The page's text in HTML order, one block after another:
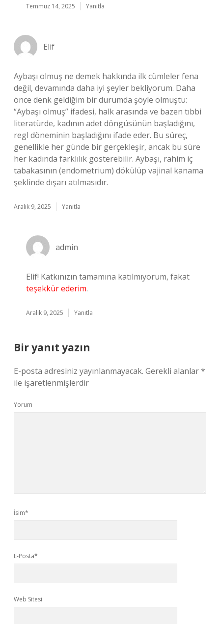
Temmuz 14, 2025 Yanıtla
Elif
Aybaşı olmuş ne demek hakkında ilk cümleler fena
değil, devamında daha iyi şeyler bekliyorum. Daha
önce denk geldiğim bir durumda şöyle olmuştu:
“Aybaşı olmuş” ifadesi, halk arasında ve bazen tıbbi
literatürde, kadının adet döngüsünün başladığını,
regl döneminin başladığını ifade eder. Bu süreç,
genellikle her günde bir gerçekleşir, ancak bu süre
her kadında farklılık gösterebilir. Aybaşı, rahim iç
tabakasının (endometrium) dökülüp vajinal kanama
şeklinde dışarı atılmasıdır.
Aralık 9, 2025 Yanıtla
admin
Elif! Katkınızın tamamına katılmıyorum, fakat
teşekkür ederim.
Aralık 9, 2025 Yanıtla
Bir yanıt yazın
E-posta adresiniz yayınlanmayacak. Gerekli alanlar*
ile işaretlenmişlerdir
Yorum
İsim*
E-Posta*
Web Sitesi